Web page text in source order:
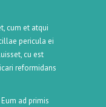
cum et atqui
pericula ei
cu est
reformidans
ad primis